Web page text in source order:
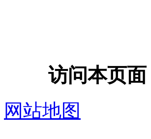
访问本页
网站地图